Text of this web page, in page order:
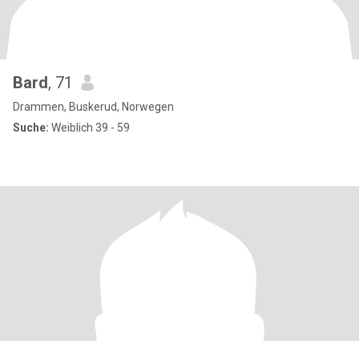
Bard, 71
Drammen, Buskerud, Norwegen
Suche: Weiblich 39 - 59